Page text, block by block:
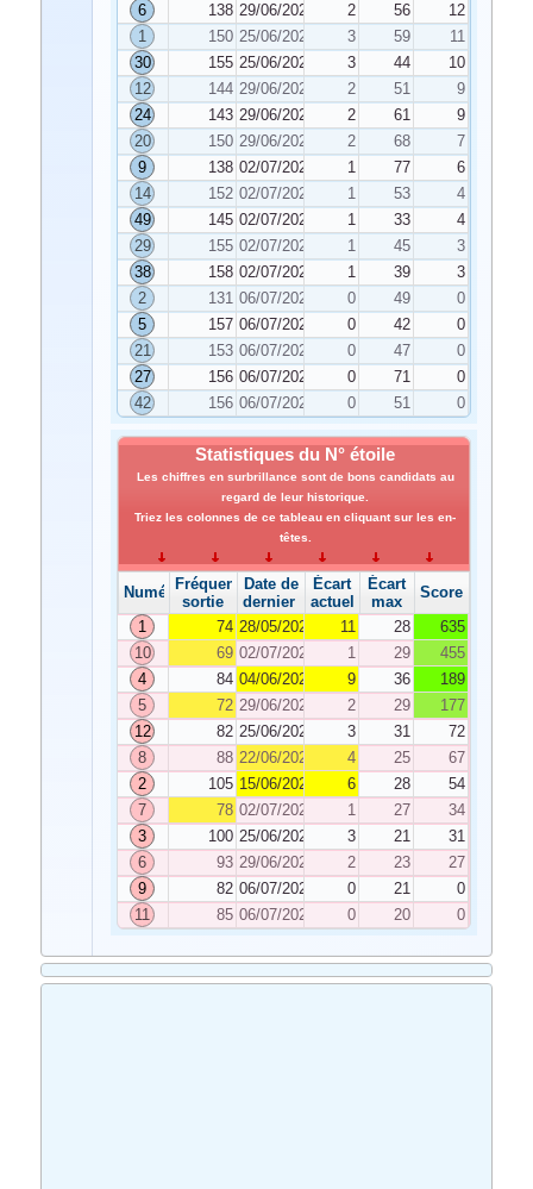
6
138 29/06/2021 2 56
12
1
150 25/06/2021 3 59
11
30
155 25/06/2021 3 44
10
12
144 29/06/2021 2 51
9
24
143 29/06/2021 2 61
9
20
150 29/06/2021 2 68
7
9
138 02/07/2021 1 77
6
14
152 02/07/2021 1 53
4
49
145 02/07/2021 1 33
4
29
155 02/07/2021 1 45
3
38
158 02/07/2021 1 39
3
2
131 06/07/2021 0 49
0
5
157 06/07/2021 0 42
0
21
153 06/07/2021 0 47
0
27
156 06/07/2021 0 71
0
42
156 06/07/2021 0 51 0
Statistiques du N° étoile
Les chiffres en surbrillance sont de bons candidats au
regard de leur historique.
Triez les colonnes de ce tableau en cliquant sur les en-
têtes.
NuméroFréquence de
sortie
Date de
dernier tirage
Écart
actuel
Écart
max
Score
1
74 28/05/2021 11 28
635
10
69 02/07/2021 1 29
455
4
84 04/06/2021 9 36
189
5
72 29/06/2021 2 29
177
12
82 25/06/2021 3 31
72
8
88 22/06/2021 4 25
67
2
105 15/06/2021 6 28
54
7
78 02/07/2021 1 27
34
3
100 25/06/2021 3 21
31
6
93 29/06/2021 2 23
27
9
82 06/07/2021 0 21
0
11
85 06/07/2021 0 20 0